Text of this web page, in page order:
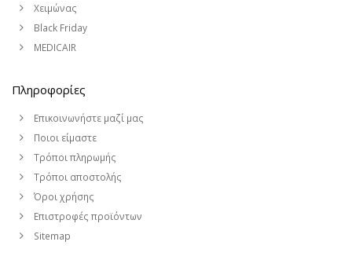
Χειμώνας
Black Friday
MEDICAIR
Πληροφορίες
Επικοινωνήστε μαζί μας
Ποιοι είμαστε
Τρόποι πληρωμής
Τρόποι αποστολής
Όροι χρήσης
Επιστροφές προϊόντων
Sitemap